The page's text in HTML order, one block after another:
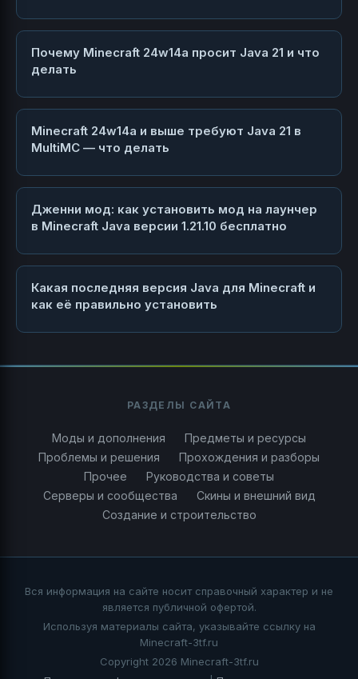
Почему Minecraft 24w14a просит Java 21 и что
делать
Minecraft 24w14a и выше требуют Java 21 в
MultiMC — что делать
Дженни мод: как установить мод на лаунчер
в Minecraft Java версии 1.21.10 бесплатно
Какая последняя версия Java для Minecraft и
как её правильно установить
РАЗДЕЛЫ САЙТА
Моды и дополнения
Предметы и ресурсы
Проблемы и решения
Прохождения и разборы
Прочее
Руководства и советы
Серверы и сообщества
Скины и внешний вид
Создание и строительство
Вся информация на сайте носит справочный характер и не
является публичной офертой.
Используя материалы сайта, указывайте ссылку на
Minecraft-3tf.ru
Copyright 2026 Minecraft-3tf.ru